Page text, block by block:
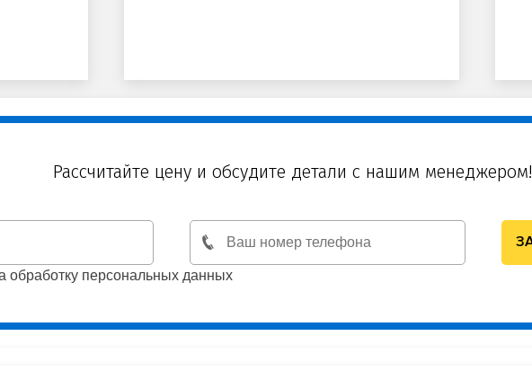
Рассчитайте цену и обсудите детали с нашим менеджером!
обработку персональных данных